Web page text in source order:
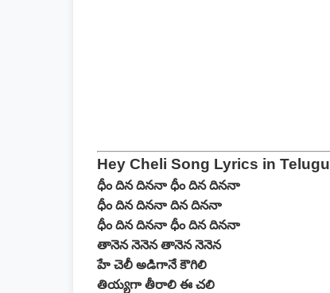
Hey Cheli Song Lyrics in Telugu
ధీం దిన దిననా ధీం దిన దిననా
ధీం దిన దిననా దిన దిననా
ధీం దిన దిననా ధీం దిన దిననా
తానెన నెనెన తానెన నెనెన
హే చెలీ అడిగానే కౌగిలి
తియ్యగా తీరాలి ఈ చలి